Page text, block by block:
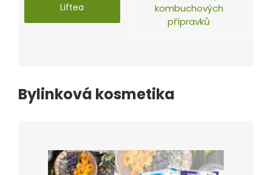
Liftea
kombuchových
přípravků
Bylinková kosmetika